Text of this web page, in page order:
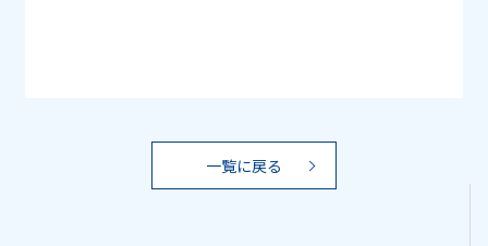
一覧に戻る